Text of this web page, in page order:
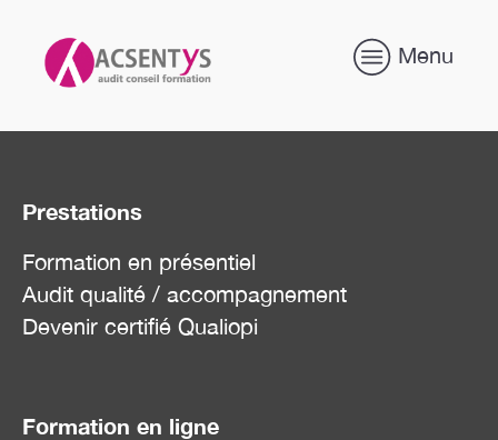
Menu
Prestations
Formation en présentiel
Audit qualité / accompagnement
Devenir certifié Qualiopi
Formation en ligne